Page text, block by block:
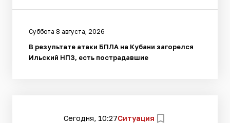
Суббота 8 августа, 2026
В результате атаки БПЛА на Кубани загорелся
Ильский НПЗ, есть пострадавшие
Сегодня, 10:27Ситуация